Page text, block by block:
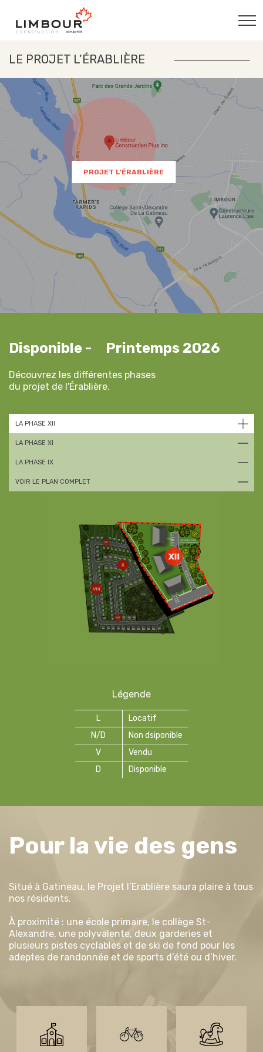
LE PROJET L’ÉRABLIÈRE
PROJET L'ÉRABLIÈRE
Disponible - Printemps 2026
Découvrez les différentes phases
du projet de l'Érablière.
LA PHASE XII
LA PHASE XI
LA PHASE IX
VOIR LE PLAN COMPLET
Légende
L
Locatif
N/D
Non dsiponible
V
Vendu
D
Disponible
Pour la vie des gens
Situé à Gatineau, le Projet l’Erablière saura plaire à tous
nos résidents.
À proximité : une école primaire, le collège St-
Alexandre, une polyvalente, deux garderies et
plusieurs pistes cyclables et de ski de fond pour les
adeptes de randonnée et de sports d’été ou d’hiver.